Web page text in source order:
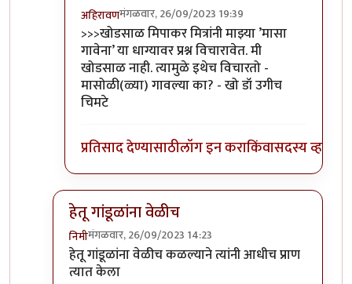
अहिरावणमंगळवार, 26/09/2023 19:39
In reply toआवरा रे यांना.byप्रा.डॉ.दिलीप बिरुटे
>>>खोडसाळ मिपाकर मित्रांनी माझ्या ’मासा
गावेना’ या धाग्यावर प्रश्न विचारावेत. मी
खोडसाळ नाही. त्यामुळे इथेच विचारतो -
मासोळी(ळ्या) गावल्या का? - खो डॉ उगीच
चिमटे
प्रतिसाद देण्यासाठीलॉग इन कराकिंवासदस्य व्हा
हेतू गांडूळांना वेळीच
निमीमंगळवार, 26/09/2023 14:23
In reply toटपोरे गांडुळ आहेत, ही गांडुळंbyगवि
हेतू गांडूळांना वेळीच कळल्याने त्यांनी आधीच प्राण
त्यात केला